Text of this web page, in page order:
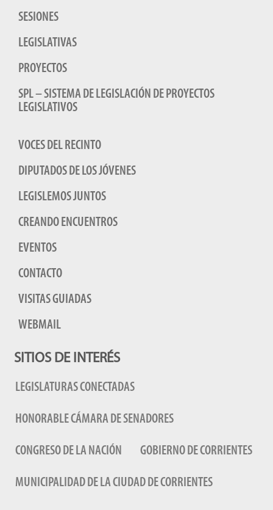
SESIONES
LEGISLATIVAS
PROYECTOS
SPL – SISTEMA DE LEGISLACIÓN DE PROYECTOS
LEGISLATIVOS
VOCES DEL RECINTO
DIPUTADOS DE LOS JÓVENES
LEGISLEMOS JUNTOS
CREANDO ENCUENTROS
EVENTOS
CONTACTO
VISITAS GUIADAS
WEBMAIL
SITIOS DE INTERÉS
LEGISLATURAS CONECTADAS
HONORABLE CÁMARA DE SENADORES
CONGRESO DE LA NACIÓN GOBIERNO DE CORRIENTES
MUNICIPALIDAD DE LA CIUDAD DE CORRIENTES